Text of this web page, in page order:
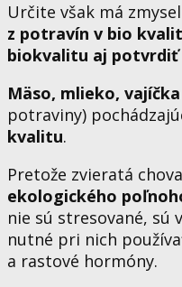
Určite však má
z potravín v bio
biokvalitu aj potvrdiť
Mäso, mlieko, vajíčka
potraviny)
kvalitu.
Pretože zvieratá
ekologického
nie sú stresované, sú
nutné pri nich
a rastové hormóny.